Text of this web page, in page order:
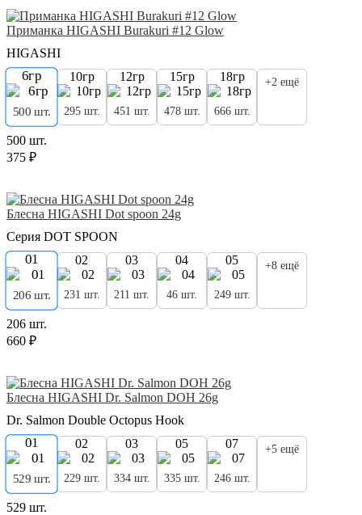
Приманка HIGASHI Burakuri #12 Glow
HIGASHI
6гр
500 шт.
10гр
295 шт.
12гр
451 шт.
15гр
478 шт.
18гр
666 шт.
+2 ещё
500 шт.
375 ₽
Блесна HIGASHI Dot spoon 24g
Серия DOT SPOON
01
206 шт.
02
231 шт.
03
211 шт.
04
46 шт.
05
249 шт.
+8 ещё
206 шт.
660 ₽
Блесна HIGASHI Dr. Salmon DOH 26g
Dr. Salmon Double Octopus Hook
01
529 шт.
02
229 шт.
03
334 шт.
05
335 шт.
07
246 шт.
+5 ещё
529 шт.